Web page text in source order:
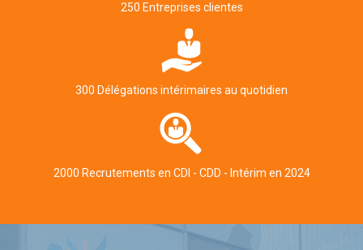
250 Entreprises clientes
300 Délégations intérimaires au quotidien
2000 Recrutements en CDI - CDD - Intérim en 2024